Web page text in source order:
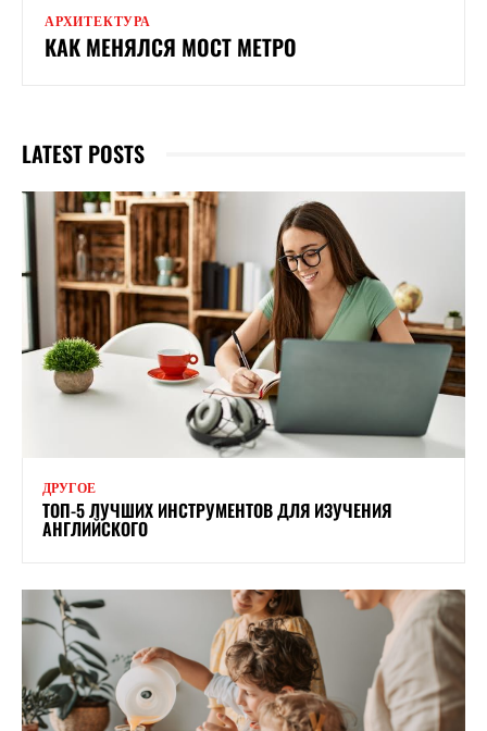
АРХИТЕКТУРА
КАК МЕНЯЛСЯ МОСТ МЕТРО
LATEST POSTS
ДРУГОЕ
ТОП-5 ЛУЧШИХ ИНСТРУМЕНТОВ ДЛЯ ИЗУЧЕНИЯ
АНГЛИЙСКОГО